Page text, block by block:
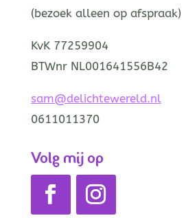
(bezoek alleen op afspraak)
KvK 77259904
BTWnr NL001641556B42
sam@delichtewereld.nl
0611011370
Volg mij op